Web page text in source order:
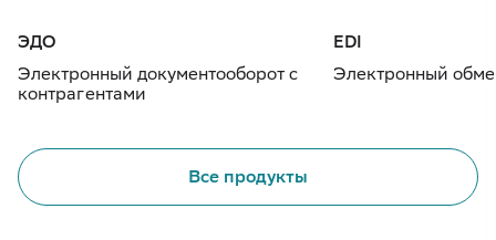
ЭДО
Электронный документооборот с
контрагентами
EDI
Электронный
Все продукты